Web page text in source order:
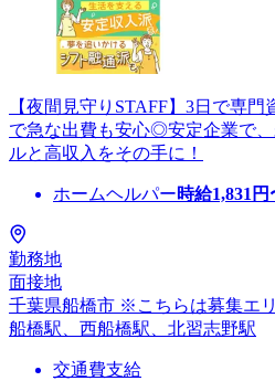
【夜間見守りSTAFF】3日で専
で急な出費も安心◎安定企業で
ルと高収入をその手に！
ホームヘルパー時給1,831 円
勤務地
面接地
千葉県船橋市 ※こちらは募集エ
船橋駅、西船橋駅、北習志野駅
交通費支給